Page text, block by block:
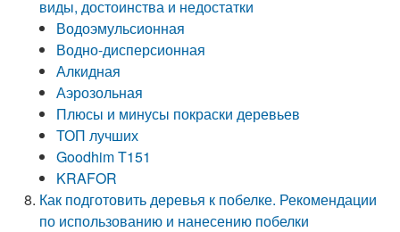
виды, достоинства и недостатки
Водоэмульсионная
Водно-дисперсионная
Алкидная
Аэрозольная
Плюсы и минусы покраски деревьев
ТОП лучших
Goodhim T151
KRAFOR
Как подготовить деревья к побелке. Рекомендации
по использованию и нанесению побелки